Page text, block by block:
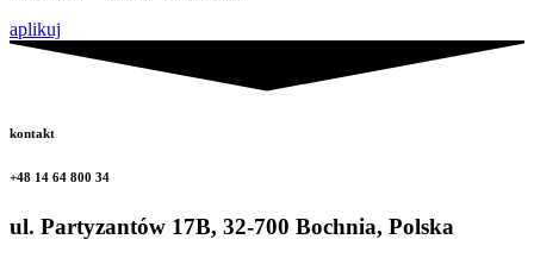
aplikuj
kontakt
+48 14 64 800 34
ul. Partyzantów 17B, 32-700 Bochnia, Polska